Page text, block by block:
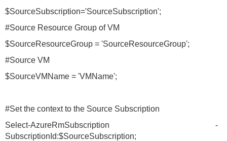
$SourceSubscription='SourceSubscription';
#Source Resource Group of VM
$SourceResourceGroup = 'SourceResourceGroup';
#Source VM
$SourceVMName = 'VMName';
#Set the context to the Source Subscription
Select-AzureRmSubscription -
SubscriptionId:$SourceSubscription;